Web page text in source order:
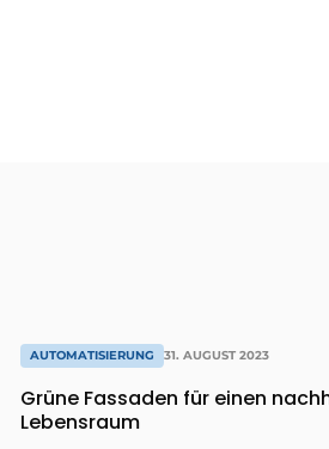
AUTOMATISIERUNG 31. AUGUST 2023
Grüne Fassaden für einen
Lebensraum